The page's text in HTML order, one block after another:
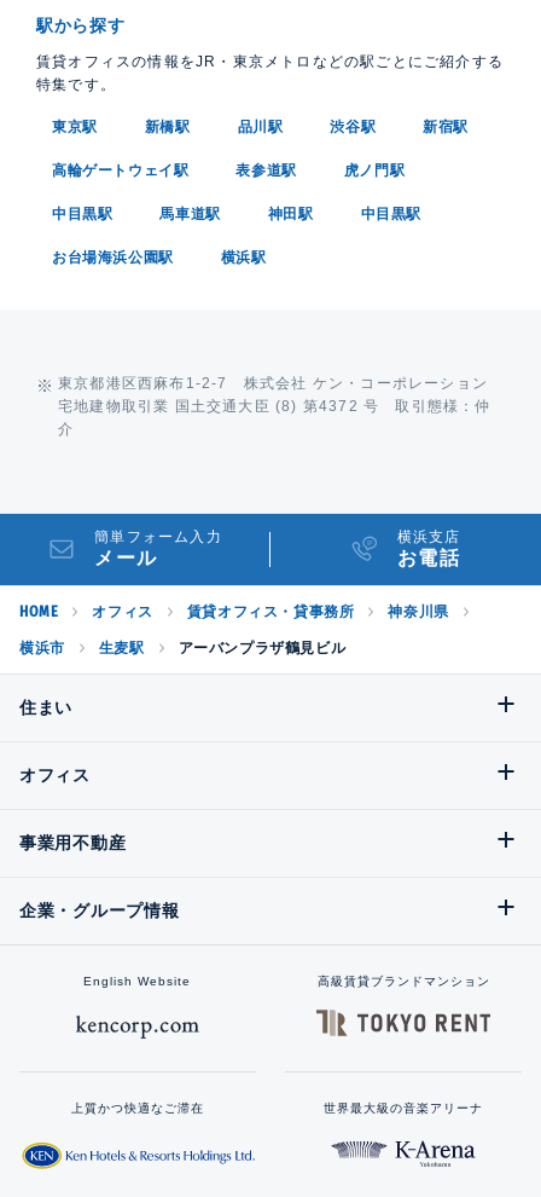
駅から探す
賃貸オフィスの情報をJR・東京メトロなどの駅ごとにご紹介する
特集です。
東京駅 新橋駅 品川駅 渋谷駅 新宿駅
高輪ゲートウェイ駅 表参道駅 虎ノ門駅
中目黒駅 馬車道駅 神田駅 中目黒駅
お台場海浜公園駅 横浜駅
東京都港区西麻布1-2-7 株式会社 ケン・コーポレーション
宅地建物取引業 国土交通大臣 (8) 第4372 号 取引態様：仲
介
簡単フォーム入力
メール
横浜支店
お電話
HOME オフィス 賃貸オフィス・貸事務所 神奈川県
横浜市 生麦駅 アーバンプラザ鶴見ビル
住まい
オフィス
事業用不動産
企業・グループ情報
English Website 高級賃貸ブランドマンション
上質かつ快適なご滞在 世界最大級の音楽アリーナ